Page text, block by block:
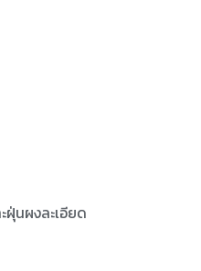
นผงละเอียด